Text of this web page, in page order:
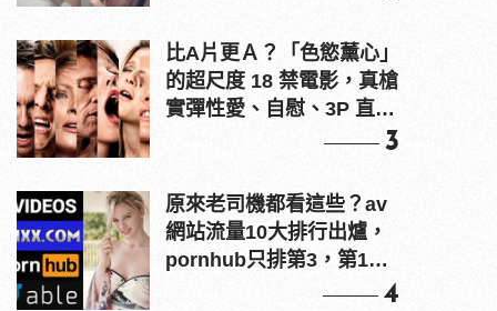
比A片更Ａ？「色慾薰心」
的超尺度 18 禁電影，真槍
實彈性愛、自慰、3P 直接
3
原來老司機都看這些？av
網站流量10大排行出爐，
pornhub只排第3，第1名
4